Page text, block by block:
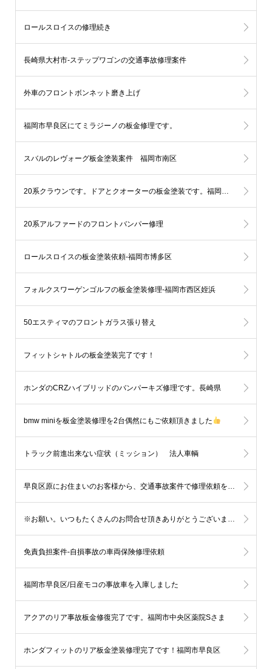
ロールスロイスの修理続き
長崎県大村市-ステップワゴンの交通事故修理案件
外車のフロントボンネット磨き上げ
福岡市早良区にてミラジーノの板金修理です。
スバルのレヴォーグ板金塗装案件 福岡市南区
20系アルファードのフロントバンパー修理
ロールスロイスの板金塗装依頼-福岡市博多区
フォルクスワーゲンゴルフの板金塗装修理-福岡市西区姪浜
50エスティマのフロントガラス張り替え
フィットシャトルの板金塗装完了です！
ホンダのCRZハイブリッドのバンパーキズ修理です。長崎県
bmw miniを板金塗装修理を2台偶然にもご依頼頂きました
トラック前進出来ない症状（ミッション） 法人車輌
免責負担案件-自損事故の車両保険修理依頼
福岡市早良区/日産モコの事故車を入庫しました
アクアのリア事故板金修復完了です。福岡市中央区薬院Sさま
ホンダフィットのリア板金塗装修理完了です！福岡市早良区